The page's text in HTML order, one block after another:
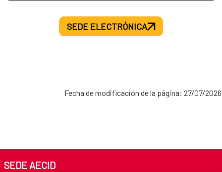
SEDE ELECTRÓNICA
Fecha de modificación de la página: 27/07/2026
SEDE AECID